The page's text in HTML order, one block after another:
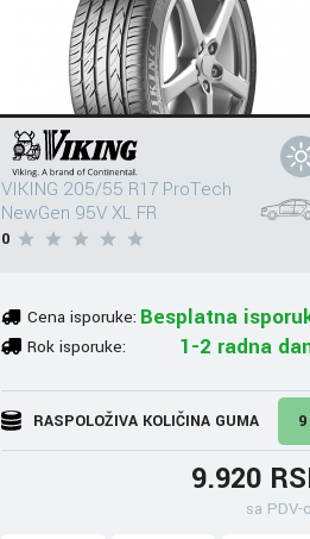
VIKING 205/55 R17 ProTech
NewGen 95V XL FR
0
Cena isporuke: Besplatna
Rok isporuke: 1-2 radna
RASPOLOŽIVA KOLIČINA GUMA 9
9.920
sa PDV-